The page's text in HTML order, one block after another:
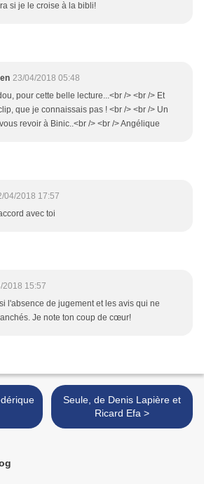
si je le croise à la bibli!
23/04/2018 05:48
pour cette belle lecture...<br /> <br /> Et
que je connaissais pas ! <br /> <br /> Un
revoir à Binic..<br /> <br /> Angélique
04/2018 17:57
avec toi
2018 15:57
l'absence de jugement et les avis qui ne
Je note ton coup de cœur!
Seule, de Denis Lapière et
Ricard Efa >